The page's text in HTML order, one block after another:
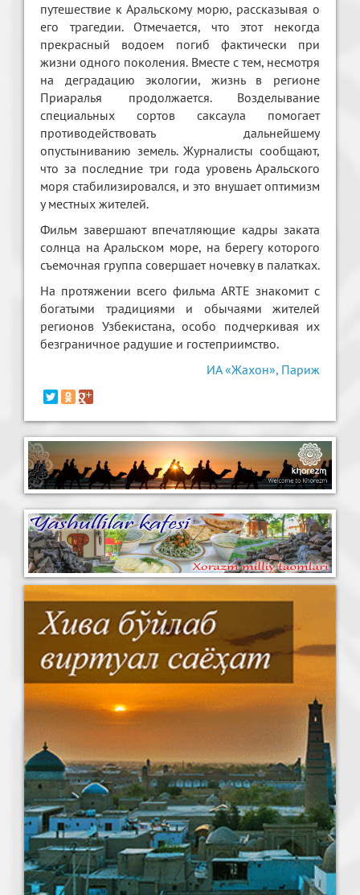
путешествие к Аральскому морю, рассказывая о
его трагедии. Отмечается, что этот некогда
прекрасный водоем погиб фактически при
жизни одного поколения. Вместе с тем, несмотря
на деградацию экологии, жизнь в регионе
Приаралья продолжается. Возделывание
специальных сортов саксаула помогает
противодействовать дальнейшему
опуcтыниванию земель. Журналисты сообщают,
что за последние три года уровень Аральского
моря стабилизировался, и это внушает оптимизм
у местных жителей.
Фильм завершают впечатляющие кадры заката
солнца на Аральском море, на берегу которого
съемочная группа совершает ночевку в палатках.
На протяжении всего фильма ARTE знакомит с
богатыми традициями и обычаями жителей
регионов Узбекистана, особо подчеркивая их
безграничное радушие и гостеприимство.
ИА «Жахон», Париж